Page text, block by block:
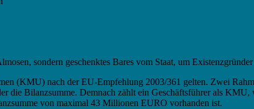
sondern geschenktes Bares vom Staat, um
(KMU) nach der EU-Empfehlung 2003/361 gelten. Zwei
die Bilanzsumme. Demnach zählt ein Geschäftsführer als
von maximal 43 Millionen EURO vorhanden ist.